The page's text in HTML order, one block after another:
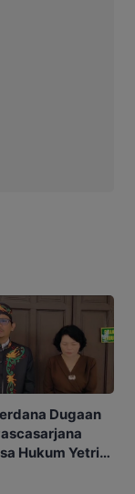
Dugaan
Hukum Yetrie